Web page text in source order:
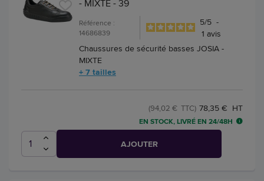
- MIXTE - 39
Référence :
14686839
5/5 -
1 avis
Chaussures de sécurité basses JOSIA -
MIXTE
+ 7 tailles
78,35 € HT
(94,02 € TTC)
EN STOCK, LIVRÉ EN 24/48H
AJOUTER